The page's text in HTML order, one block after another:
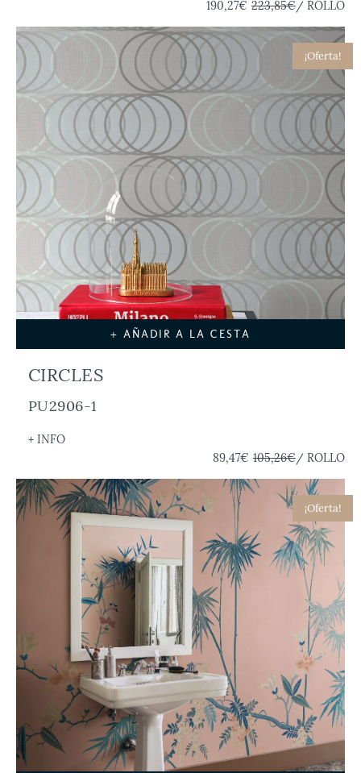
190,27€ 223,85€/ ROLLO
¡Oferta!
+ AÑADIR A LA CESTA
CIRCLES
PU2906-1
+ INFO
89,47€ 105,26€/ ROLLO
¡Oferta!